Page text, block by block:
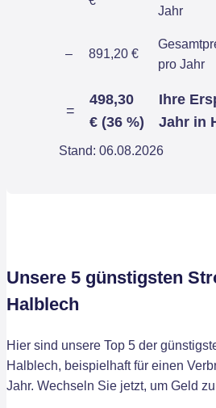
Jahr
– 891,20 €
pro Jahr
=
498,30
€ (36 %)
Ihre
Jahr in
Stand: 06.08.2026
Unsere 5 günstigsten
Halblech
Hier sind unsere Top 5 der
Halblech, beispielhaft für einen
Jahr. Wechseln Sie jetzt, um Geld